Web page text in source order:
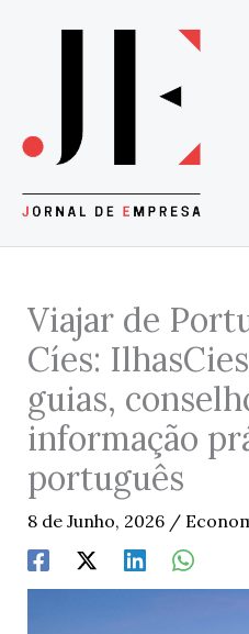
Viajar de
Cíes:
guias,
informação
português
8 de Junho, 2026 /